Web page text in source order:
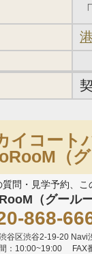
イコート
（
質問・見学予約、
（グール
868-
谷区渋谷2-19-20 Navi
：10:00~19:00
FAX